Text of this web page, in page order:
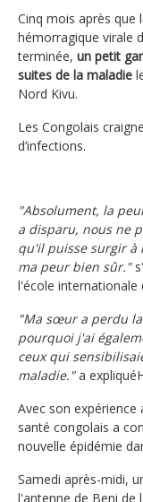
Cinq mois après que
hémorragique virale
terminée, un petit
suites de la maladie
Nord Kivu.
Les Congolais
d’infections.
"Absolument, la
a disparu, nous ne
qu'il puisse surgir à
ma peur bien sûr."
l'école internationale
"Ma sœur a perdu
pourquoi j'ai
ceux qui
maladie."a
Avec son expérience
santé congolais a
nouvelle épidémie
Samedi après-midi,
l'antenne de Beni de